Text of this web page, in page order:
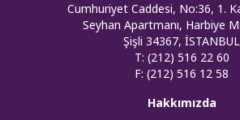
Cumhuriyet Caddesi, No:36, 1.
Seyhan Apartmanı, Harbiye
Şişli 34367, İSTANBUL
T: (212) 516 22 60
F: (212) 516 12 58
Hakkımızda